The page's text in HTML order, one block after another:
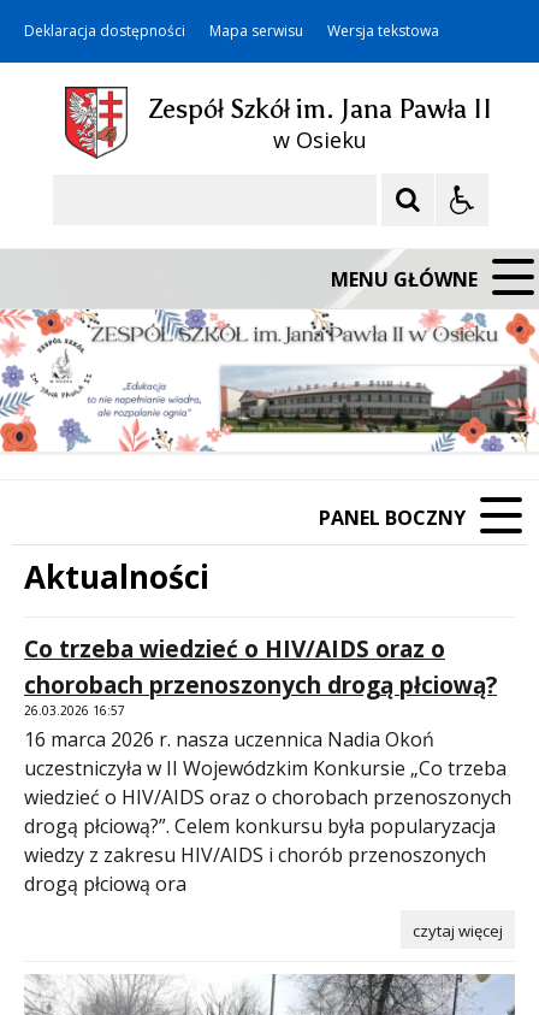
Deklaracja dostępności Mapa serwisu Wersja tekstowa
Zespół Szkół im. Jana Pawła II
w Osieku
MENU GŁÓWNE
PANEL BOCZNY
Aktualności
Treść
Co trzeba wiedzieć o HIV/AIDS oraz o
chorobach przenoszonych drogą płciową?
26.03.2026 16:57
16 marca 2026 r. nasza uczennica Nadia Okoń
uczestniczyła w II Wojewódzkim Konkursie „Co trzeba
wiedzieć o HIV/AIDS oraz o chorobach przenoszonych
drogą płciową?”. Celem konkursu była popularyzacja
wiedzy z zakresu HIV/AIDS i chorób przenoszonych
drogą płciową ora
czytaj więcej